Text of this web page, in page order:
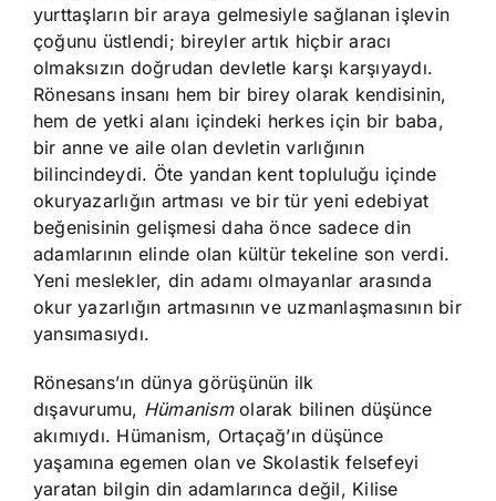
yurttaşların bir araya gelmesiyle sağlanan işlevin
çoğunu üstlendi; bireyler artık hiçbir aracı
olmaksızın doğrudan devletle karşı karşıyaydı.
Rönesans insanı hem bir birey olarak kendisinin,
hem de yetki alanı içindeki herkes için bir baba,
bir anne ve aile olan devletin varlığının
bilincindeydi. Öte yandan kent topluluğu içinde
okuryazarlığın artması ve bir tür yeni edebiyat
beğenisinin gelişmesi daha önce sadece din
adamlarının elinde olan kültür tekeline son verdi.
Yeni meslekler, din adamı olmayanlar arasında
okur yazarlığın artmasının ve uzmanlaşmasının bir
yansımasıydı.
Rönesans’ın dünya görüşünün ilk
dışavurumu, Hümanismolarak bilinen düşünce
akımıydı. Hümanism, Ortaçağ’ın düşünce
yaşamına egemen olan ve Skolastik felsefeyi
yaratan bilgin din adamlarınca değil, Kilise